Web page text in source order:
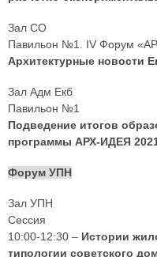
Зал СО
Павильон №1. IV Форум
Архитектурные новости
Зал Адм Екб
Павильон №1
Подведение итогов
программы АРХ-ИДЕЯ
Форум УПН
Зал УПН
Сессия
10:00-12:30 – Истории
типологии советского